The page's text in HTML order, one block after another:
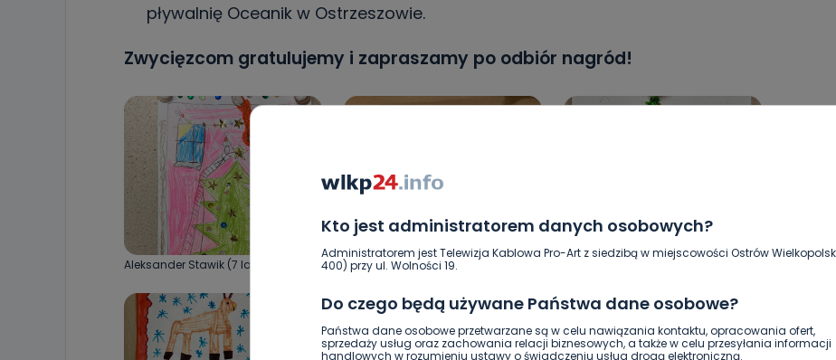
Kto jest administratorem danych osobowych?
Administratorem jest Telewizja Kablowa Pro-Art z siedzibą w miejscowości Ostrów
400) przy ul. Wolności 19.
Do czego będą używane Państwa dane osobowe?
Państwa dane osobowe przetwarzane są w celu nawiązania kontaktu, opracowania ofert,
sprzedaży usług oraz zachowania relacji biznesowych, a także w celu przesyłania informacji
handlowych w rozumieniu ustawy o świadczeniu usług drogą elektroniczną.
pływalnię Oceanik w Ostrzeszowie.
Zwycięzcom gratulujemy i zapraszamy po odbiór nagród!
Aleksander Stawik (7 lat) Alicja Sikora (6 lat) Amelia Olejniczak (8 lat)